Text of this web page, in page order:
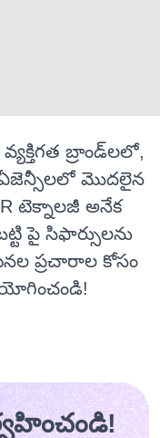
బ్రాండ్‌లలో,
ఏజెన్సీలలో మొదలైన
టెక్నాలజీ అనేక
పై సిఫార్సులను
ప్రచారాల కోసం